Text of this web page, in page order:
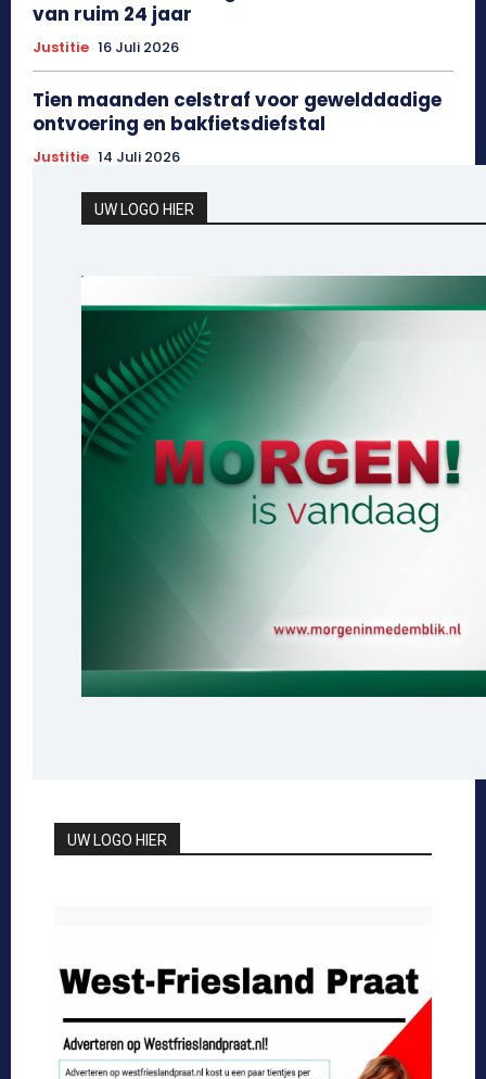
van ruim 24 jaar
Justitie 16 Juli 2026
Tien maanden celstraf voor gewelddadige
ontvoering en bakfietsdiefstal
Justitie 14 Juli 2026
UW LOGO HIER
UW LOGO HIER